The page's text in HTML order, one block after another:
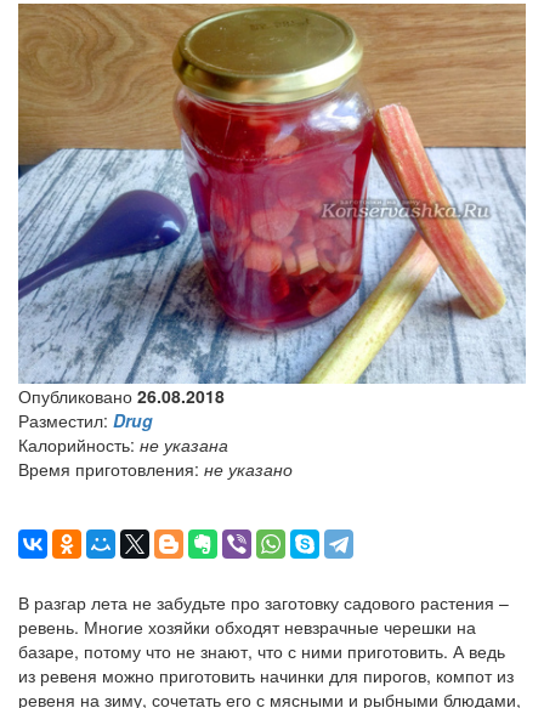
Опубликовано 26.08.2018
Разместил: Drug
Калорийность: не указана
Время приготовления: не указано
В разгар лета не забудьте про заготовку садового растения –
ревень. Многие хозяйки обходят невзрачные черешки на
базаре, потому что не знают, что с ними приготовить. А ведь
из ревеня можно приготовить начинки для пирогов, компот из
ревеня на зиму, сочетать его с мясными и рыбными блюдами,